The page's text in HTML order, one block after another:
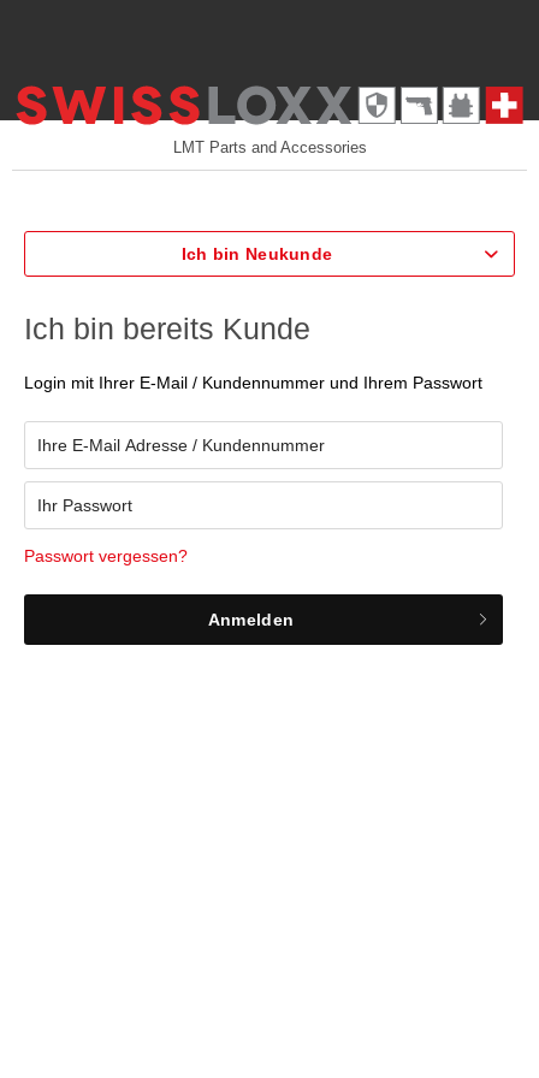
LMT Parts and Accessories
Ich bin Neukunde
Ich bin bereits Kunde
Login mit Ihrer E-Mail / Kundennummer und Ihrem Passwort
Passwort vergessen?
Anmelden